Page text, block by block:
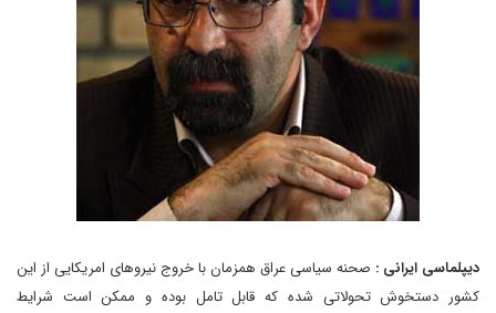
دیپلماسی ایرانی : صحنه سیاسی عراق همزمان با خروج نیروهای امریکایی از این
کشور دستخوش تحولاتی شده که قابل تامل بوده و ممکن است شرایط